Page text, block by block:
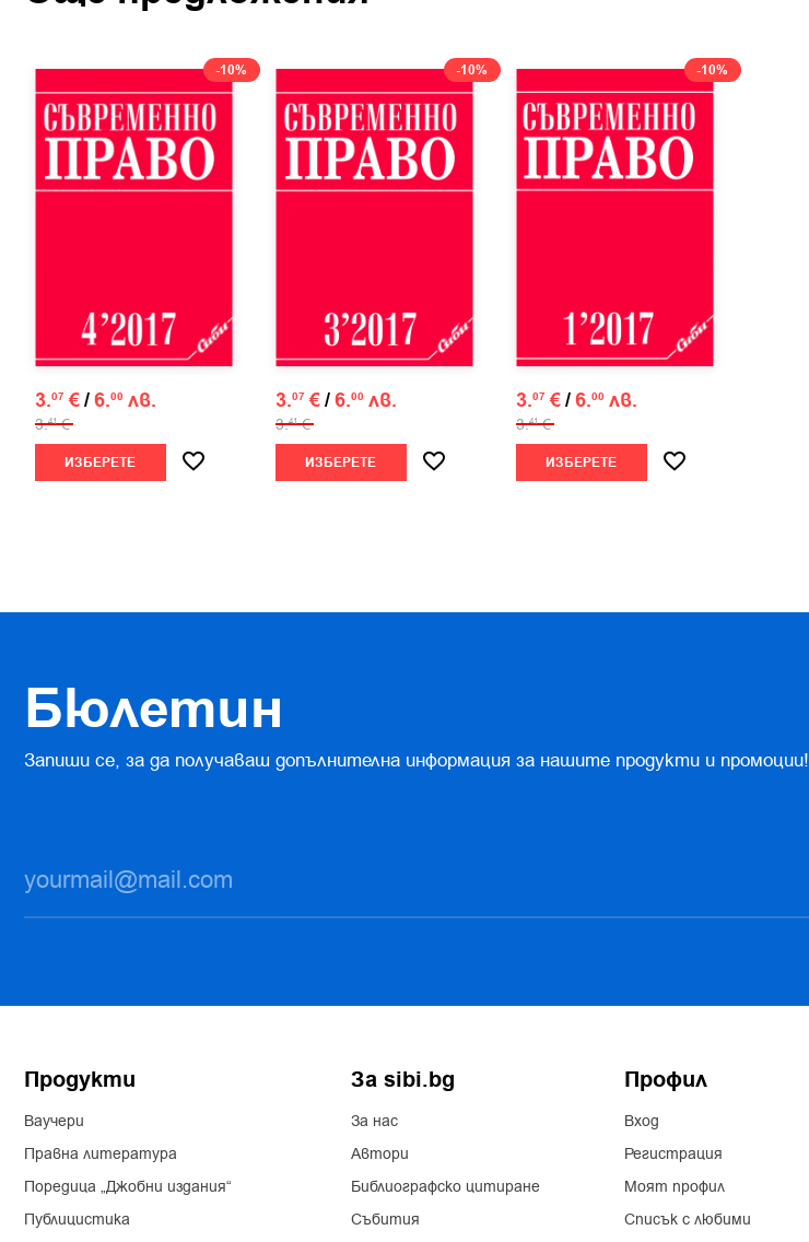
-10%
3.07 €/6.00 лв.
3.41 €
ИЗБЕРЕТЕ
-10%
3.07 €/6.00 лв.
3.41 €
ИЗБЕРЕТЕ
-10%
3.07 €/6.00 лв.
3.41 €
ИЗБЕРЕТЕ
Бюлетин
Запиши се, за да получаваш допълнителна информация за нашите продукти и промоции!
Продукти
Ваучери
Правна литература
Поредица „Джобни издания“
Публицистика
За sibi.bg
За нас
Автори
Библиографско цитиране
Събития
Профил
Вход
Регистрация
Моят профил
Списък с любими